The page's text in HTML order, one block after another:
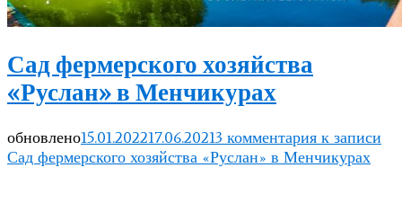
Сад фермерского хозяйства
«Руслан» в Менчикурах
обновлено15.01.202217.06.20213 комментария к записи
Сад фермерского хозяйства «Руслан» в Менчикурах